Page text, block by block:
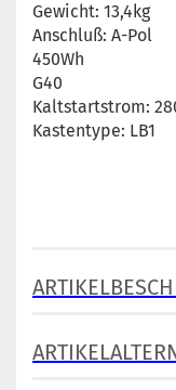
Gewicht: 13,4kg
Anschluß: A-Pol
450Wh
G40
Kaltstartstrom:
Kastentype: LB1